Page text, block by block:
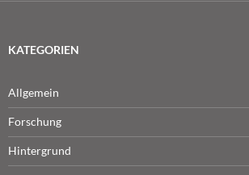
KATEGORIEN
Allgemein
Forschung
Hintergrund